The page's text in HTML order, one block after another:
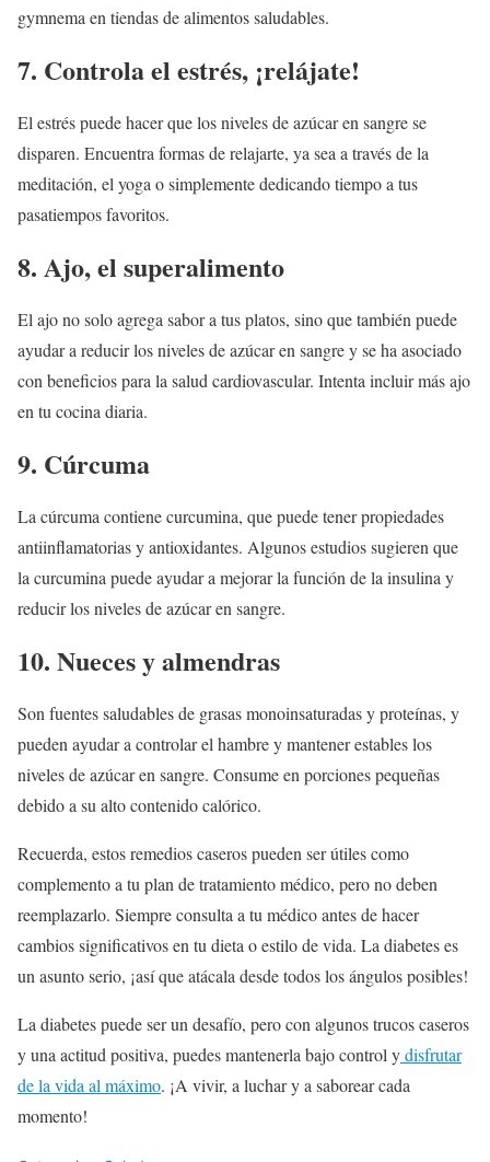
gymnema en tiendas de alimentos saludables.
7. Controla el estrés, ¡relájate!
El estrés puede hacer que los niveles de azúcar en sangre se
disparen. Encuentra formas de relajarte, ya sea a través de la
meditación, el yoga o simplemente dedicando tiempo a tus
pasatiempos favoritos.
8. Ajo, el superalimento
El ajo no solo agrega sabor a tus platos, sino que también puede
ayudar a reducir los niveles de azúcar en sangre y se ha asociado
con beneficios para la salud cardiovascular. Intenta incluir más ajo
en tu cocina diaria.
9. Cúrcuma
La cúrcuma contiene curcumina, que puede tener propiedades
antiinflamatorias y antioxidantes. Algunos estudios sugieren que
la curcumina puede ayudar a mejorar la función de la insulina y
reducir los niveles de azúcar en sangre.
10. Nueces y almendras
Son fuentes saludables de grasas monoinsaturadas y proteínas, y
pueden ayudar a controlar el hambre y mantener estables los
niveles de azúcar en sangre. Consume en porciones pequeñas
debido a su alto contenido calórico.
Recuerda, estos remedios caseros pueden ser útiles como
complemento a tu plan de tratamiento médico, pero no deben
reemplazarlo. Siempre consulta a tu médico antes de hacer
cambios significativos en tu dieta o estilo de vida. La diabetes es
un asunto serio, ¡así que atácala desde todos los ángulos posibles!
La diabetes puede ser un desafío, pero con algunos trucos caseros
y una actitud positiva, puedes mantenerla bajo control ydisfrutar
de la vida al máximo. ¡A vivir, a luchar y a saborear cada
momento!